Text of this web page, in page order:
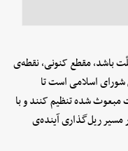
باشد، مقطع کنونی، نقطه‌ی
اسلامی است تا
مبعوث شده تنظیم کنند و با
مسیر ریل‌گذاری آینده‌ی